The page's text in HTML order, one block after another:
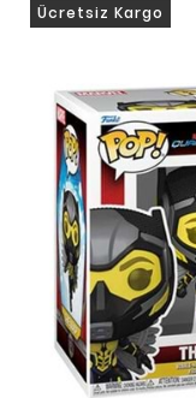
Ücretsiz Kargo